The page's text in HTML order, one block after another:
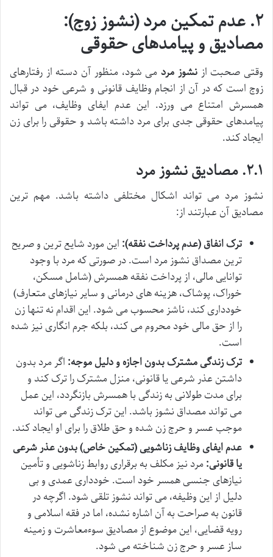
۲. عدم تمکین مرد (نشوز زوج):
مصادیق و پیامدهای حقوقی
وقتی صحبت ازنشوز مرد می شود، منظور آن دسته از رفتارهای
زوج است که در آن از انجام وظایف قانونی و شرعی خود در قبال
همسرش امتناع می ورزد. این عدم ایفای وظایف، می تواند
پیامدهای حقوقی جدی برای مرد داشته باشد و حقوقی را برای زن
ایجاد کند.
۲.۱. مصادیق نشوز مرد
نشوز مرد می تواند اشکال مختلفی داشته باشد. مهم ترین
مصادیق آن عبارتند از:
ترک انفاق (عدم پرداخت نفقه): این مورد شایع ترین و صریح
ترین مصداق نشوز مرد است. در صورتی که مرد با وجود
توانایی مالی، از پرداخت نفقه همسرش (شامل مسکن،
خوراک، پوشاک، هزینه های درمانی و سایر نیازهای متعارف)
خودداری کند، ناشز محسوب می شود. این اقدام نه تنها زن
را از حق مالی خود محروم می کند، بلکه جرم انگاری نیز شده
است.
ترک زندگی مشترک بدون اجازه و دلیل موجه: اگر مرد بدون
داشتن عذر شرعی یا قانونی، منزل مشترک را ترک کند و
برای مدت طولانی به زندگی با همسرش بازنگردد، این عمل
می تواند مصداق نشوز باشد. این ترک زندگی می تواند
موجب عسر و حرج زن شده و حق طلاق را برای او ایجاد کند.
عدم ایفای وظایف زناشویی (تمکین خاص) بدون عذر شرعی
یا قانونی:مرد نیز مکلف به برقراری روابط زناشویی و تأمین
نیازهای جنسی همسر خود است. خودداری عمدی و بی
دلیل از این وظیفه، می تواند نشوز تلقی شود. اگرچه در
قانون به صراحت به آن اشاره نشده، اما در فقه اسلامی و
رویه قضایی، این موضوع از مصادیق سوءمعاشرت و زمینه
ساز عسر و حرج زن شناخته می شود.